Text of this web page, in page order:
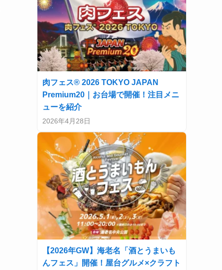
肉フェス® 2026 TOKYO JAPAN
Premium20｜お台場で開催！注目メニ
ューを紹介
2026年4月28日
【2026年GW】海老名「酒とうまいも
んフェス」開催！屋台グルメ×クラフト